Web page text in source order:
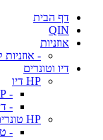
דף הבית
QIN
אוזניות
- אוזניות
דיו וטונרים
HP דיו
- HP דיו תואם
-
HP טונרים
-